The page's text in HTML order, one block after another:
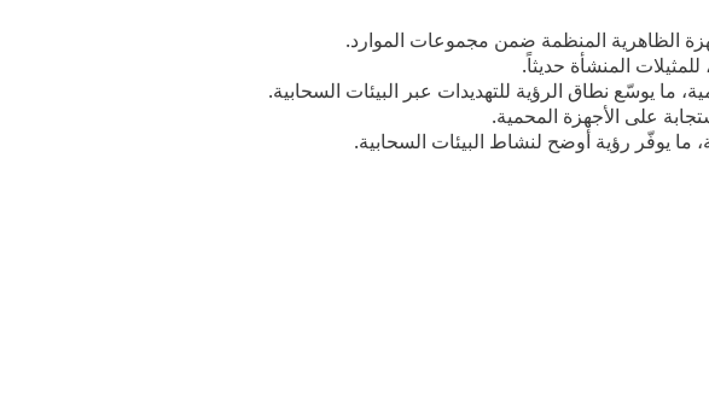
الظاهرية المنظمة ضمن مجموعات الموارد.
للمثيلات المنشأة حديثاً.
يوسّع نطاق الرؤية للتهديدات عبر البيئات السحابية.
على الأجهزة المحمية.
يوفّر رؤية أوضح لنشاط البيئات السحابية.